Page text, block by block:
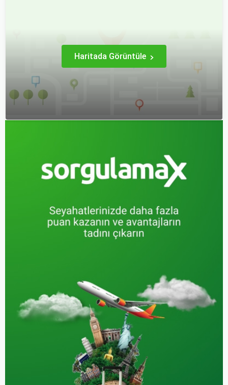
ilişkiler bulunmaktadır.
Haritada Görüntüle